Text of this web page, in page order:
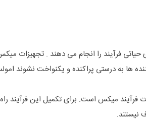
فرآیند را انجام می دهند . تجهیزات
ها به درستی پراکنده و یکنواخت نشوند
فرآیند میکس است. برای تکمیل این فرآیند
نیستند.